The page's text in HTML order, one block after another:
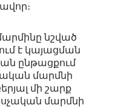
նշված
է կայացման
ընթացքում
մարմնի
մի շարք
մարմնի